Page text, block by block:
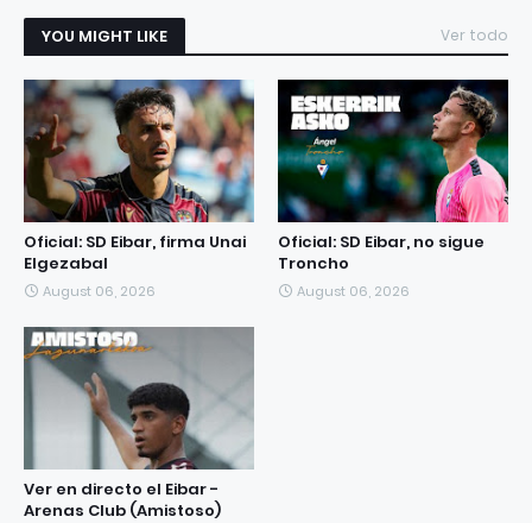
YOU MIGHT LIKE Ver todo
Oficial: SD Eibar, firma Unai
Elgezabal
August 06, 2026
Oficial: SD Eibar, no sigue
Troncho
August 06, 2026
Ver en directo el Eibar -
Arenas Club (Amistoso)